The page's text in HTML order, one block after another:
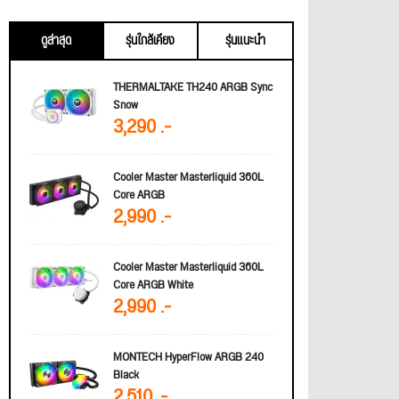
ดูล่าสุด รุ่นใกล้เคียง
รุ่นแนะนำ
THERMALTAKE TH240 ARGB Sync
Snow
3,290 .-
Cooler Master Masterliquid 360L
Core ARGB
2,990 .-
Cooler Master Masterliquid 360L
Core ARGB White
2,990 .-
MONTECH HyperFlow ARGB 240
Black